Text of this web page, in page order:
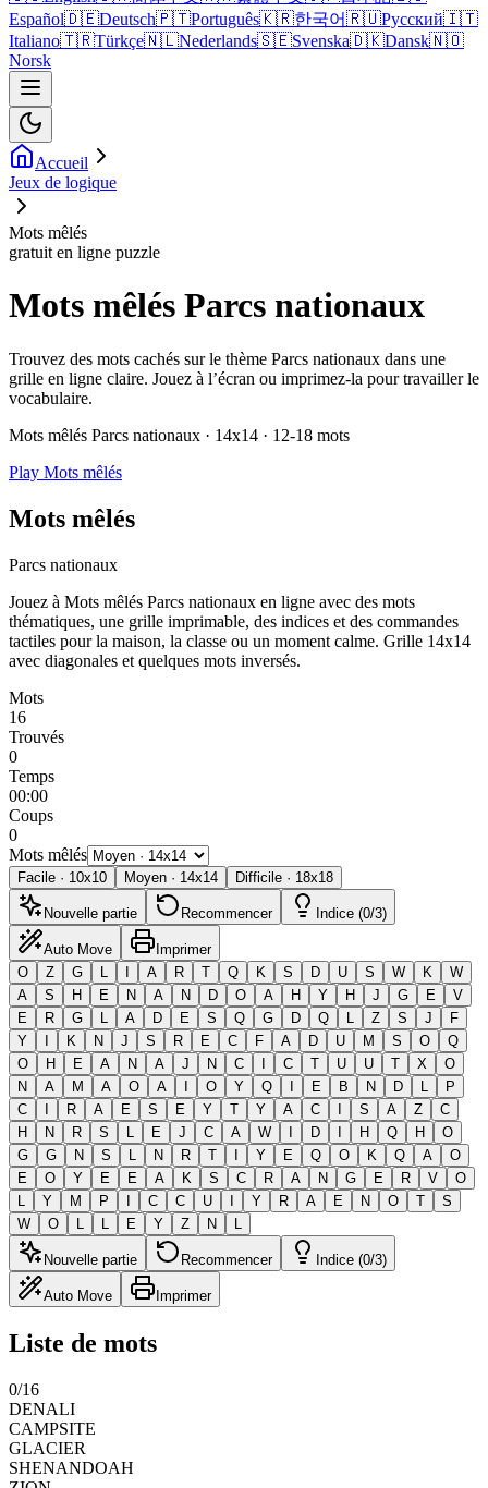
Español🇩🇪Deutsch🇵🇹Português🇰🇷한국어🇷🇺Русский🇮🇹
Italiano🇹🇷Türkçe🇳🇱Nederlands🇸🇪Svenska🇩🇰Dansk🇳🇴
Norsk
Accueil
Jeux de logique
Mots mêlés
gratuit en ligne puzzle
Mots mêlés Parcs nationaux
Trouvez des mots cachés sur le thème Parcs nationaux dans une
grille en ligne claire. Jouez à l’écran ou imprimez-la pour travailler le
vocabulaire.
Mots mêlés Parcs nationaux · 14x14 · 12-18 mots
Play Mots mêlés
Mots mêlés
Parcs nationaux
Jouez à Mots mêlés Parcs nationaux en ligne avec des mots
thématiques, une grille imprimable, des indices et des commandes
tactiles pour la maison, la classe ou un moment calme. Grille 14x14
avec diagonales et quelques mots inversés.
Mots
16
Trouvés
0
Temps
00:00
Coups
0
Mots mêlés
Facile · 10x10 Moyen · 14x14 Difficile · 18x18
Nouvelle partie Recommencer Indice (0/3)
Auto Move
Imprimer
O
Z G L I A R T Q K S D U S W K
W
A
S H E N A N D O A H Y H J G E
V
E
R G L A D E S Q G D Q L Z S J
F
Y
I K N J S R E C F A D U M S O
Q
O
H E A N A J N C I C T U U T X
O
N
A M A O A I O Y Q I E B N D L
P
C
I R A E S E Y T Y A C I S A Z
C
H
N R S L E J C A W I D I H Q H
O
G
G N S L N R T I Y E Q O K Q A
O
E
O Y E E A K S C R A N G E R V
O
L
Y M P I C C U I Y R A E N O T
S
W
O L L E Y Z N L
Nouvelle partie Recommencer Indice (0/3)
Auto Move Imprimer
Liste de mots
0/16
DENALI
CAMPSITE
GLACIER
SHENANDOAH